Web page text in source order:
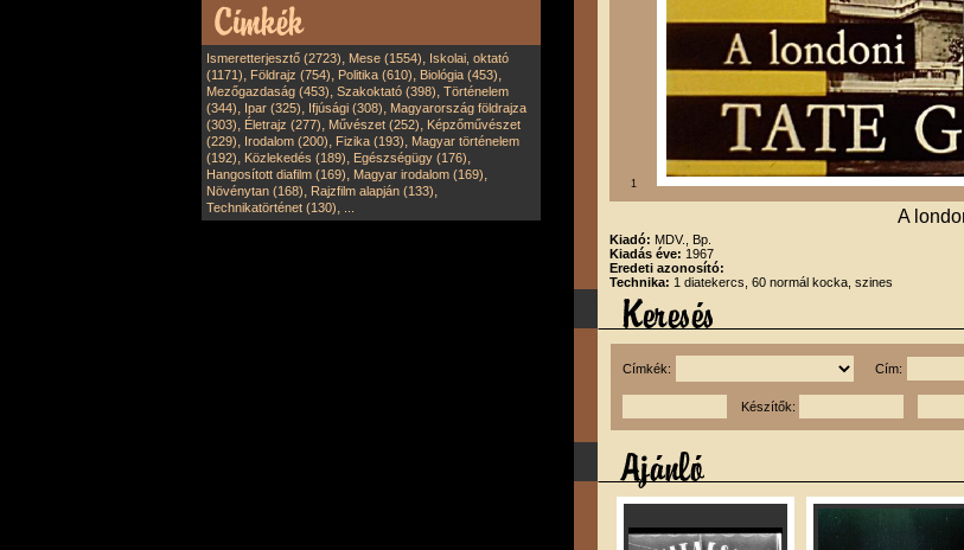
Ismeretterjesztő (2723), Mese (1554), Iskolai, oktató
(1171), Földrajz (754), Politika (610), Biológia (453),
Mezőgazdaság (453), Szakoktató (398), Történelem
(344), Ipar (325), Ifjúsági (308), Magyarország földrajza
(303), Életrajz (277), Művészet (252), Képzőművészet
(229), Irodalom (200), Fizika (193), Magyar történelem
(192), Közlekedés (189), Egészségügy (176),
Hangosított diafilm (169), Magyar irodalom (169),
Növénytan (168), Rajzfilm alapján (133),
Technikatörténet (130),
1
A
Kiadó: MDV., Bp.
Kiadás éve: 1967
Eredeti azonosító:
Technika: 1 diatekercs, 60 normál kocka, szines
Címkék: Cím:
Készítők: